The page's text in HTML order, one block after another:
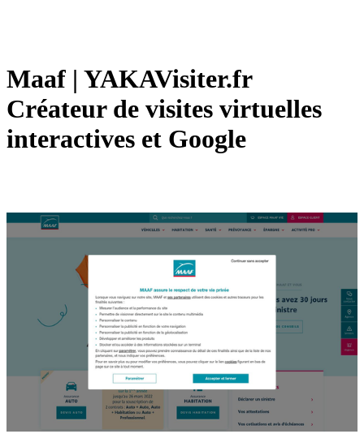
Maaf | YAKAVisiter.fr
Créateur de visites virtuelles
in­teracti­ves et Google